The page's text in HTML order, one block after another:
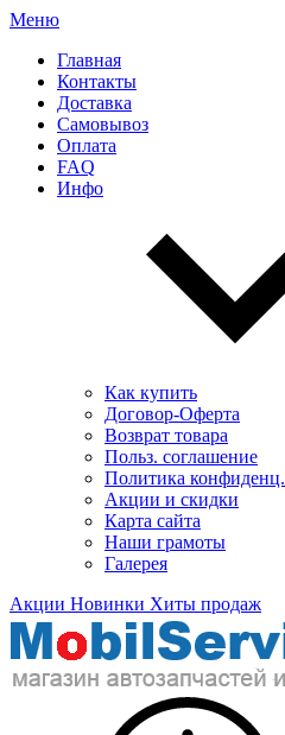
Меню
Главная
Контакты
Доставка
Самовывоз
Оплата
FAQ
Инфо
Как купить
Договор-Оферта
Возврат товара
Польз. соглашение
Политика конфиденц.
Акции и скидки
Карта сайта
Наши грамоты
Галерея
Акции Новинки Хиты продаж